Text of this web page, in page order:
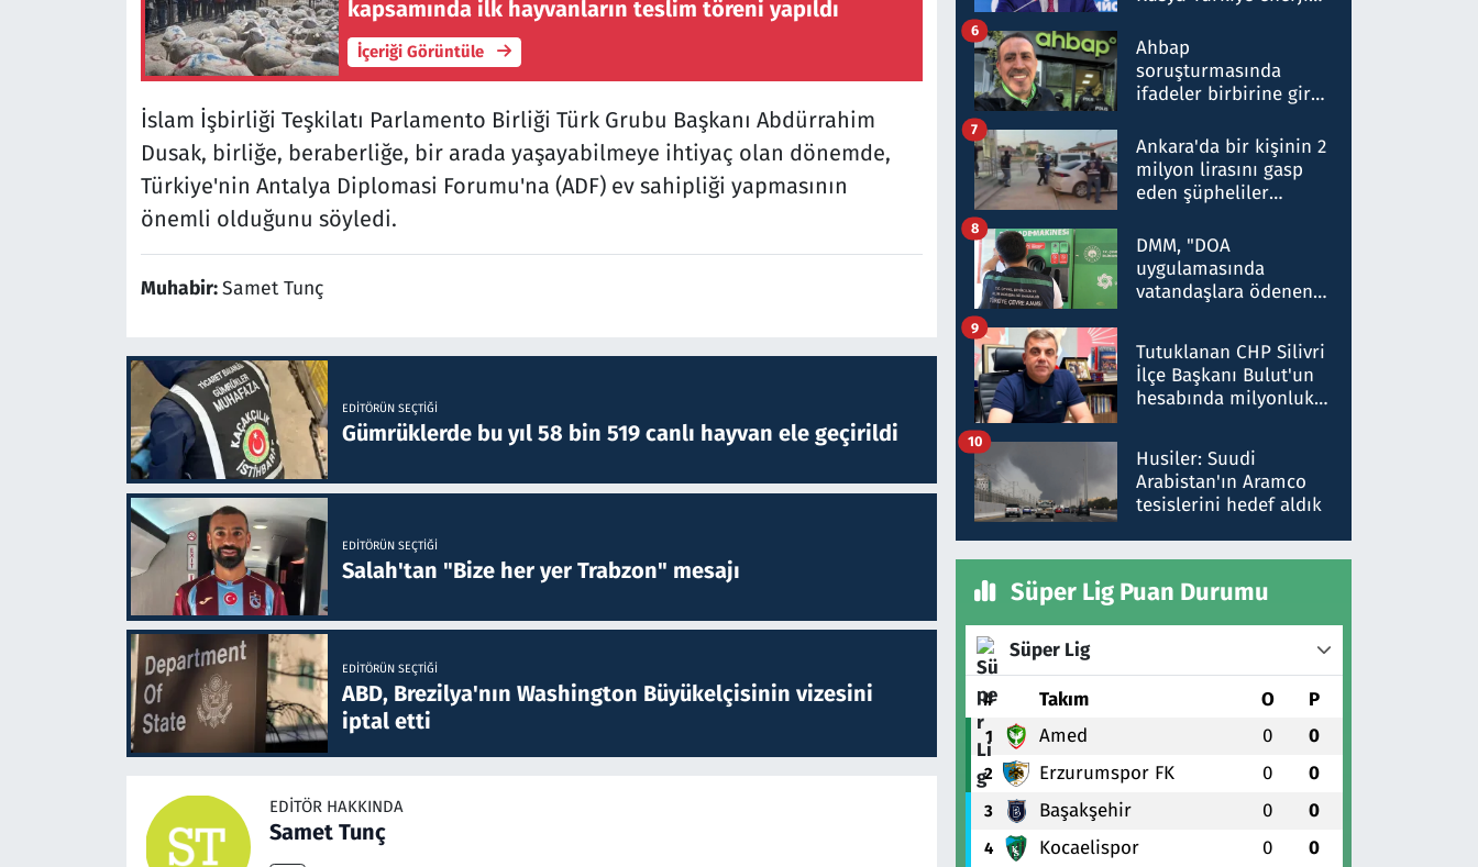
kapsamında ilk hayvanların teslim töreni yapıldı
İçeriği Görüntüle
İslam İşbirliği Teşkilatı Parlamento Birliği Türk Grubu Başkanı Abdürrahim
Dusak, birliğe, beraberliğe, bir arada yaşayabilmeye ihtiyaç olan dönemde,
Türkiye'nin Antalya Diplomasi Forumu'na (ADF) ev sahipliği yapmasının
önemli olduğunu söyledi.
Muhabir:Samet Tunç
EDITÖRÜN SEÇTIĞI
Gümrüklerde bu yıl 58 bin 519 canlı hayvan ele geçirildi
EDITÖRÜN SEÇTIĞI
Salah'tan "Bize her yer Trabzon" mesajı
EDITÖRÜN SEÇTIĞI
ABD, Brezilya'nın Washington Büyükelçisinin vizesini
iptal etti
EDITÖR HAKKINDA
Samet Tunç
nitelikte olduğunu
belirtti
Ahbap
soruşturmasında
ifadeler birbirine girdi:
ifadelerinden ortaya
çıkan tablo şok etti
6
Ankara'da bir kişinin 2
milyon lirasını gasp
eden şüpheliler
7
DMM, "DOA
uygulamasında
vatandaşlara ödenen
düşürüldüğü" iddiasını
yalanladı
8
Tutuklanan CHP Silivri
İlçe Başkanı Bulut'un
hesabında milyonluk
talimat verdi, ben
gönderdim
9
Husiler: Suudi
Arabistan'ın Aramco
tesislerini hedef aldık
10
Süper Lig Puan Durumu
Süper Lig
# Takım O P
1 Amed 0 0
2 Erzurumspor FK 0 0
3 Başakşehir 0 0
4 Kocaelispor 0 0